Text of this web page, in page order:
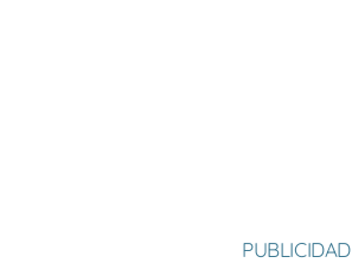
PUBLICIDAD